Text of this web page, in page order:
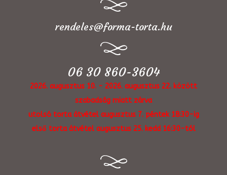
rendeles@forma-torta.hu
06 30 860-3604
2026. augusztus 10. - 2026. augusztus 22. között
szabadság miatt zárva
utolsó torta átvétel augusztus 7. péntek 18:30-ig
első torta átvétel augusztus 25. kedd 16:30-tól